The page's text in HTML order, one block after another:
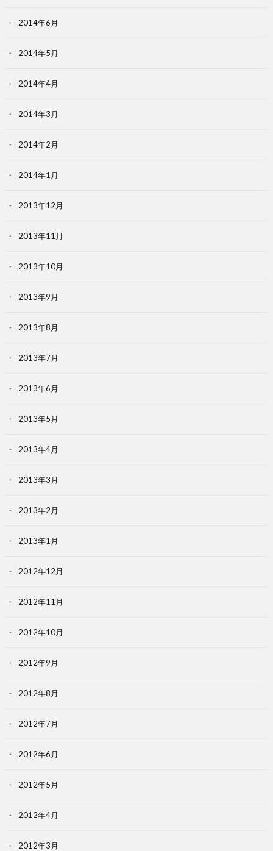
2014年6月
2014年5月
2014年4月
2014年3月
2014年2月
2014年1月
2013年12月
2013年11月
2013年10月
2013年9月
2013年8月
2013年7月
2013年6月
2013年5月
2013年4月
2013年3月
2013年2月
2013年1月
2012年12月
2012年11月
2012年10月
2012年9月
2012年8月
2012年7月
2012年6月
2012年5月
2012年4月
2012年3月